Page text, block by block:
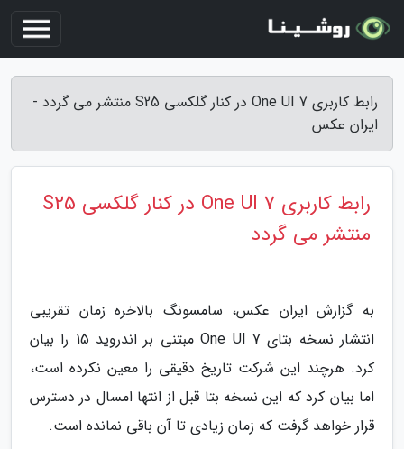
رابط کاربری One UI 7 در کنار گلکسی S25 منتشر می گردد -
ایران عکس
رابط کاربری One UI 7 در کنار گلکسی S25
منتشر می گردد
به گزارش ایران عکس، سامسونگ بالاخره زمان تقریبی
انتشار نسخه بتای One UI 7 مبتنی بر اندروید 15 را بیان
کرد. هرچند این شرکت تاریخ دقیقی را معین نکرده است،
اما بیان کرد که این نسخه بتا قبل از انتها امسال در دسترس
قرار خواهد گرفت که زمان زیادی تا آن باقی نمانده است.